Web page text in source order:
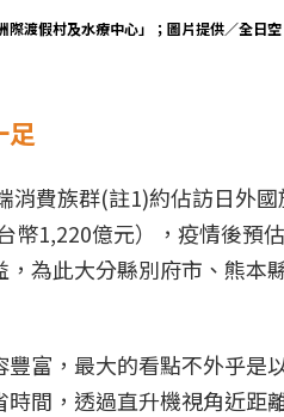
際渡假村及水療中心」；圖片提供／全日空
足
消費族群(註1)約佔訪日外
幣1,220億元），疫情後預
為此大分縣別府市、熊本
豐富，最大的看點不外乎
間，透過直升機視角近距